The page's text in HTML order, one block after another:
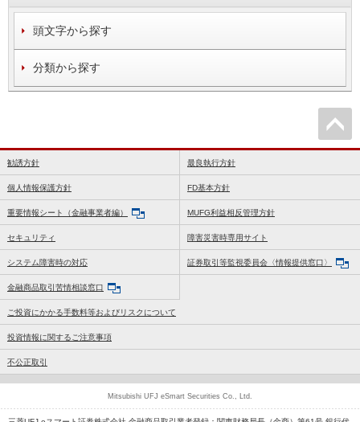
頭文字から探す
分類から探す
勧誘方針 最良執行方針
個人情報保護方針 FD基本方針
重要情報シート（金融事業者編） MUFG利益相反管理方針
セキュリティ 障害災害時専用サイト
システム障害時の対応 証券取引等監視委員会〈情報提供窓口〉
金融商品取引苦情相談窓口
ご投資にかかる手数料等およびリスクについて
投資情報に関するご注意事項
不公正取引
Mitsubishi UFJ eSmart Securities Co., Ltd.